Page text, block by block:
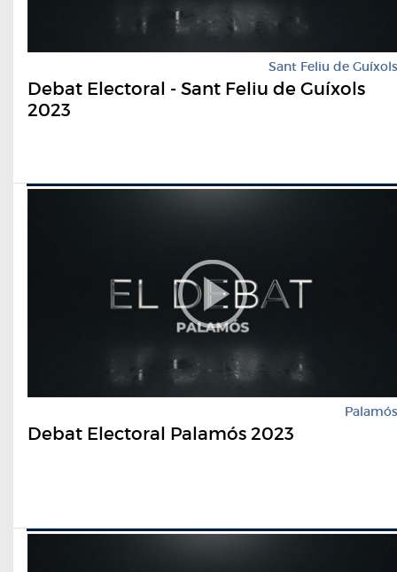
Sant Feliu de Guíxols
Debat Electoral - Sant Feliu de Guíxols
2023
Palamós
Debat Electoral Palamós 2023